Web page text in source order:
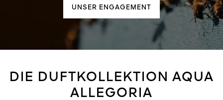
UNSER ENGAGEMENT
DIE DUFTKOLLEKTION AQUA
ALLEGORIA